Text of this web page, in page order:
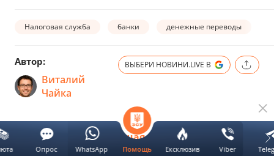
Налоговая служба банки денежные переводы
Автор:
Виталий
Чайка
ВЫБЕРИ НОВИНИ.LIVE В
Следующая новость
Помощь Ексклюзив Viber
Опрос WhatsApp